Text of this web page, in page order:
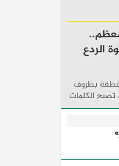
الردع
بظروف
تصبح الكلمات
معلنة؛ فهي
إدارتها
القوة ...